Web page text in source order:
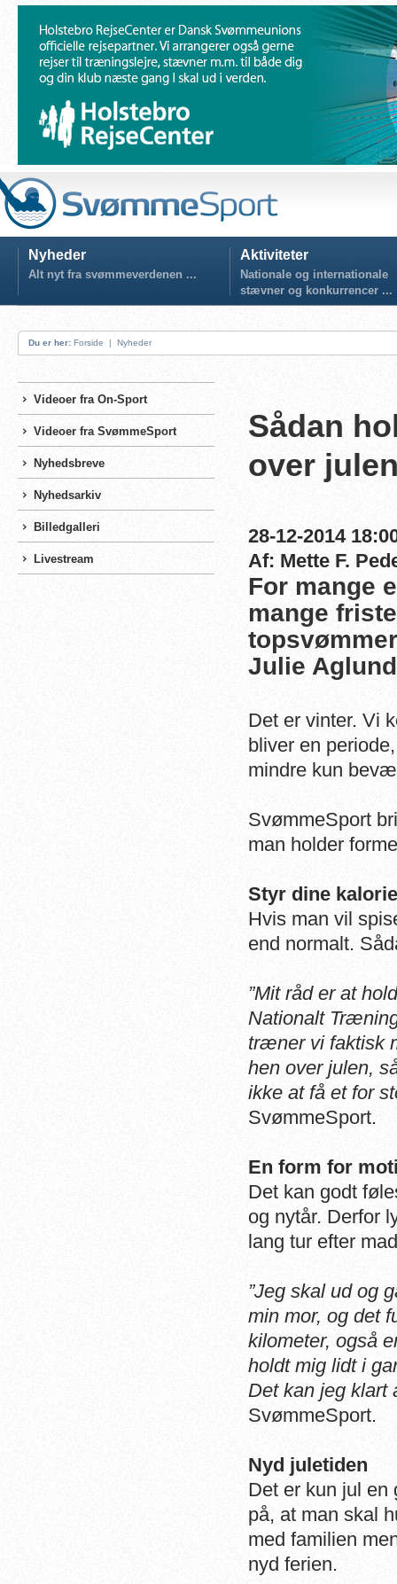
Nyheder
Alt nyt fra svømmeverdenen ...
Aktiviteter
Nationale og internationale
stævner og konkurrencer ...
Du er her: Forside | Nyheder
Videoer fra On-Sport
Videoer fra SvømmeSport
Nyhedsbreve
Nyhedsarkiv
Billedgalleri
Livestream
Sådan
over
28-12-2014
Af: Mette F.
For mange
mange
Julie
Det er vinter. Vi
bliver en
mindre kun
SvømmeSport
man holder
Styr dine
Hvis man vil
end normalt.
”Mit råd er at
Nationalt
træner vi faktisk
hen over julen,
ikke at få et for
SvømmeSport.
En form for
Det kan godt
og nytår. Derfor
lang tur efter
”Jeg skal ud og
min mor, og det
kilometer, også
holdt mig lidt i
Det kan jeg klart
SvømmeSport.
Nyd juletiden
Det er kun jul en
på, at man skal
med familien
nyd ferien.